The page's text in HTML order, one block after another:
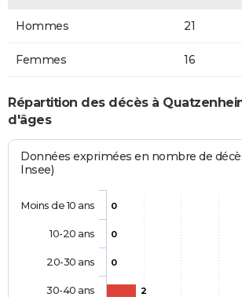
Hommes 21
Femmes 16
Répartition des décès à
d'âges
Données exprimées en nombre de
Insee)
0
0
0
2
Moins de 10 ans
10-20 ans
20-30 ans
30-40 ans